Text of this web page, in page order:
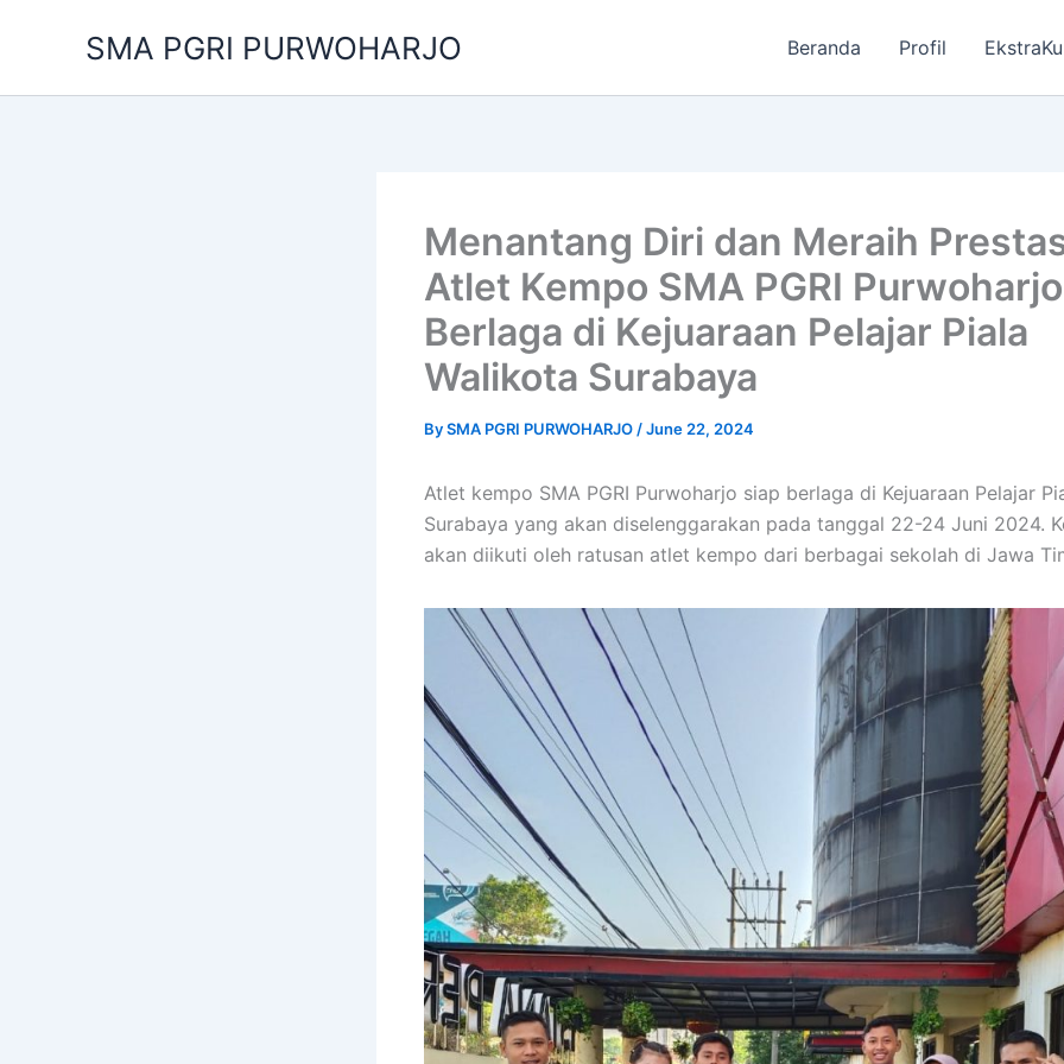
SMA PGRI PURWOHARJO Beranda Profil
Menantang Diri dan Meraih
Atlet Kempo SMA PGRI Purwoharjo
Berlaga di Kejuaraan Pelajar Piala
Walikota Surabaya
BySMA PGRI PURWOHARJO /June 22, 2024
Atlet kempo SMA PGRI Purwoharjo siap berlaga di Kejuaraan Pelajar
Surabaya yang akan diselenggarakan pada tanggal 22-24 Juni 2024.
akan diikuti oleh ratusan atlet kempo dari berbagai sekolah di Jawa